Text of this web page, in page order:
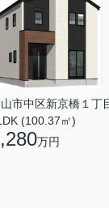
市中区新京橋１丁
(100.37㎡)
万円